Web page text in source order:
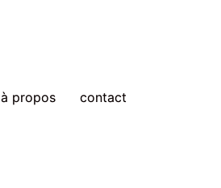
à propos contact